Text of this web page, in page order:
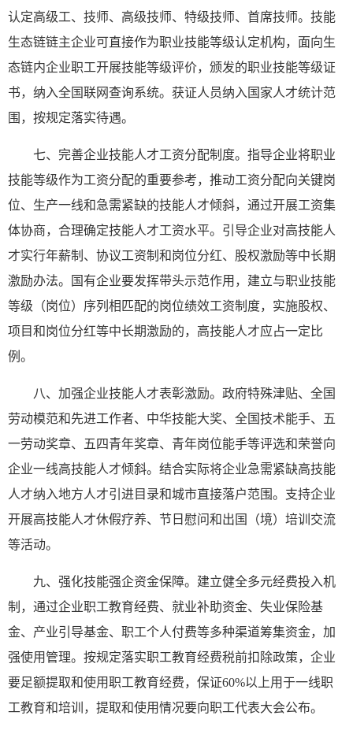
认定高级工、技师、高级技师、特级技师、首席技师。技能
生态链链主企业可直接作为职业技能等级认定机构，面向生
态链内企业职工开展技能等级评价，颁发的职业技能等级证
书，纳入全国联网查询系统。获证人员纳入国家人才统计范
围，按规定落实待遇。
七、完善企业技能人才工资分配制度。指导企业将职业
技能等级作为工资分配的重要参考，推动工资分配向关键岗
位、生产一线和急需紧缺的技能人才倾斜，通过开展工资集
体协商，合理确定技能人才工资水平。引导企业对高技能人
才实行年薪制、协议工资制和岗位分红、股权激励等中长期
激励办法。国有企业要发挥带头示范作用，建立与职业技能
等级（岗位）序列相匹配的岗位绩效工资制度，实施股权、
项目和岗位分红等中长期激励的，高技能人才应占一定比
例。
八、加强企业技能人才表彰激励。政府特殊津贴、全国
劳动模范和先进工作者、中华技能大奖、全国技术能手、五
一劳动奖章、五四青年奖章、青年岗位能手等评选和荣誉向
企业一线高技能人才倾斜。结合实际将企业急需紧缺高技能
人才纳入地方人才引进目录和城市直接落户范围。支持企业
开展高技能人才休假疗养、节日慰问和出国（境）培训交流
等活动。
九、强化技能强企资金保障。建立健全多元经费投入机
制，通过企业职工教育经费、就业补助资金、失业保险基
金、产业引导基金、职工个人付费等多种渠道筹集资金，加
强使用管理。按规定落实职工教育经费税前扣除政策，企业
要足额提取和使用职工教育经费，保证60%以上用于一线职
工教育和培训，提取和使用情况要向职工代表大会公布。